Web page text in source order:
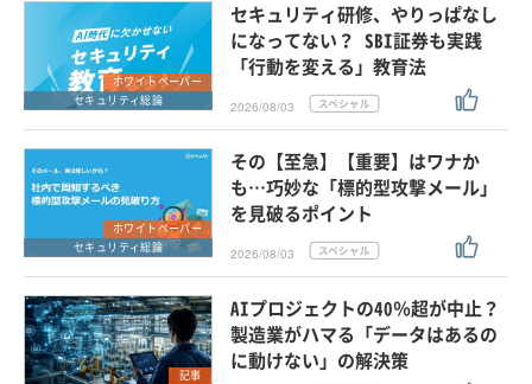
ホワイトペーパー
セキュリティ総論
セキュリティ研修、やりっぱなし
になってない？ SBI証券も実践
「行動を変える」教育法
2026/08/03
ホワイトペーパー
セキュリティ総論
その【至急】【重要】はワナか
も…巧妙な「標的型攻撃メール」
を見破るポイント
2026/08/03
記事
AIプロジェクトの40％超が中止？
製造業がハマる「データはあるの
に動けない」の解決策